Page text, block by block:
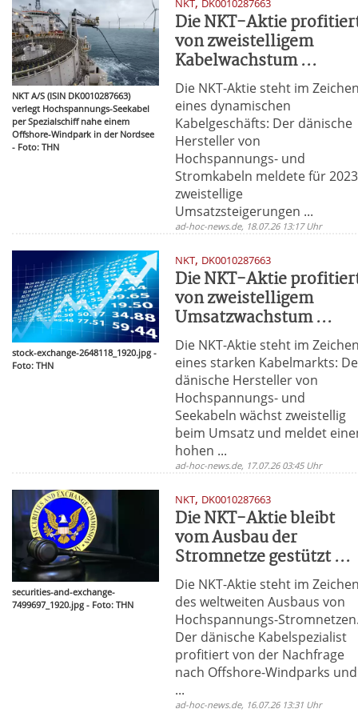
NKT A/S (ISIN DK0010287663)
verlegt Hochspannungs-Seekabel
per Spezialschiff nahe einem
Offshore-Windpark in der Nordsee
- Foto: THN
Die NKT-Aktie
von zweistelligem
Kabelwachstum ...
Die NKT-Aktie steht im Zeichen
eines dynamischen
Kabelgeschäfts: Der dänische
Hersteller von
Hochspannungs- und
Stromkabeln meldete für 2023
zweistellige
Umsatzsteigerungen ...
ad-hoc-news.de, 18.07.26 13:17 Uhr
stock-exchange-2648118_1920.jpg -
Foto: THN
NKT, DK0010287663
Die NKT-Aktie
von zweistelligem
Umsatzwachstum ...
Die NKT-Aktie steht im Zeichen
eines starken Kabelmarkts:
dänische Hersteller von
Hochspannungs- und
Seekabeln wächst zweistellig
beim Umsatz und meldet
hohen ...
ad-hoc-news.de, 17.07.26 03:45 Uhr
securities-and-exchange-
7499697_1920.jpg - Foto: THN
NKT, DK0010287663
Die NKT-Aktie bleibt
vom Ausbau der
Stromnetze gestützt ...
Die NKT-Aktie steht im Zeichen
des weltweiten Ausbaus von
Hochspannungs-Stromnetzen.
Der dänische Kabelspezialist
profitiert von der Nachfrage
nach Offshore-Windparks und
...
ad-hoc-news.de, 16.07.26 13:31 Uhr